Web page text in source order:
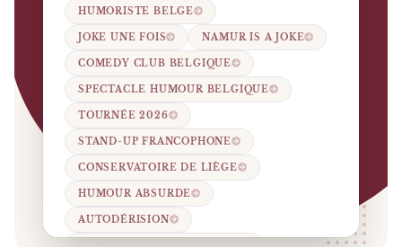
HUMORISTE BELGE
JOKE UNE FOIS NAMUR IS A JOKE
COMEDY CLUB BELGIQUE
SPECTACLE HUMOUR BELGIQUE
TOURNÉE 2026
STAND-UP FRANCOPHONE
CONSERVATOIRE DE LIÈGE
HUMOUR ABSURDE
AUTODÉRISION